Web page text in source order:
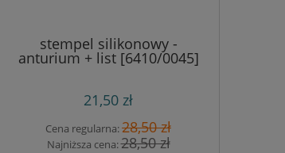
stempel silikonowy -
anturium + list [6410/0045]
21,50 zł
Cena regularna:28,50 zł
Najniższa cena:28,50 zł